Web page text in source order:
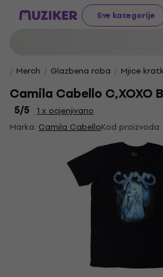
Sve kategorije
Merch Glazbena roba Mjice
Camila Cabello C,XOXO
5/5
1 x ocjenjivano
Marka: Camila CabelloKod proizvoda: